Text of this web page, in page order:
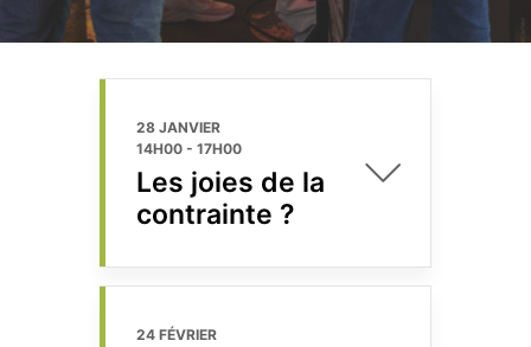
28 JANVIER
14H00 - 17H00
Les joies de la
contrainte ?
24 FÉVRIER